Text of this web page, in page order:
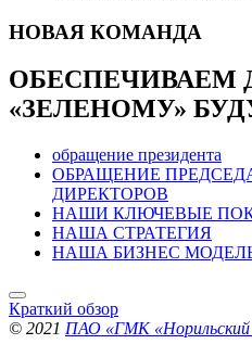
НОВАЯ КОМАНДА
ОБЕСПЕЧИВАЕМ
«ЗЕЛЕНОМУ»
обращение президента
ОБРАЩЕНИЕ
ДИРЕКТОРОВ
НАШИ КЛЮЧЕВЫЕ
НАША СТРАТЕГИЯ
НАША БИЗНЕС
Краткий обзор
© 2021 ПАО «ГМК «Норильский